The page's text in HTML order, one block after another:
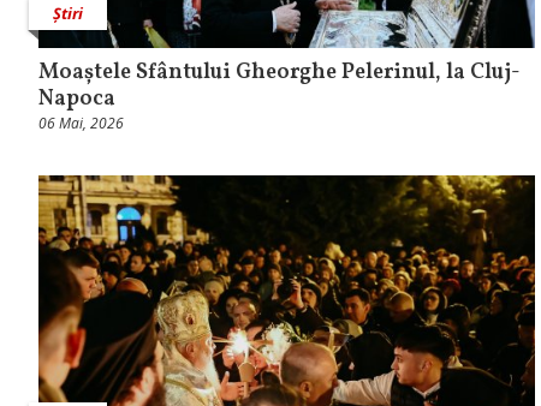
Știri
Moaștele Sfântului Gheorghe Pelerinul, la Cluj-
Napoca
06 Mai, 2026